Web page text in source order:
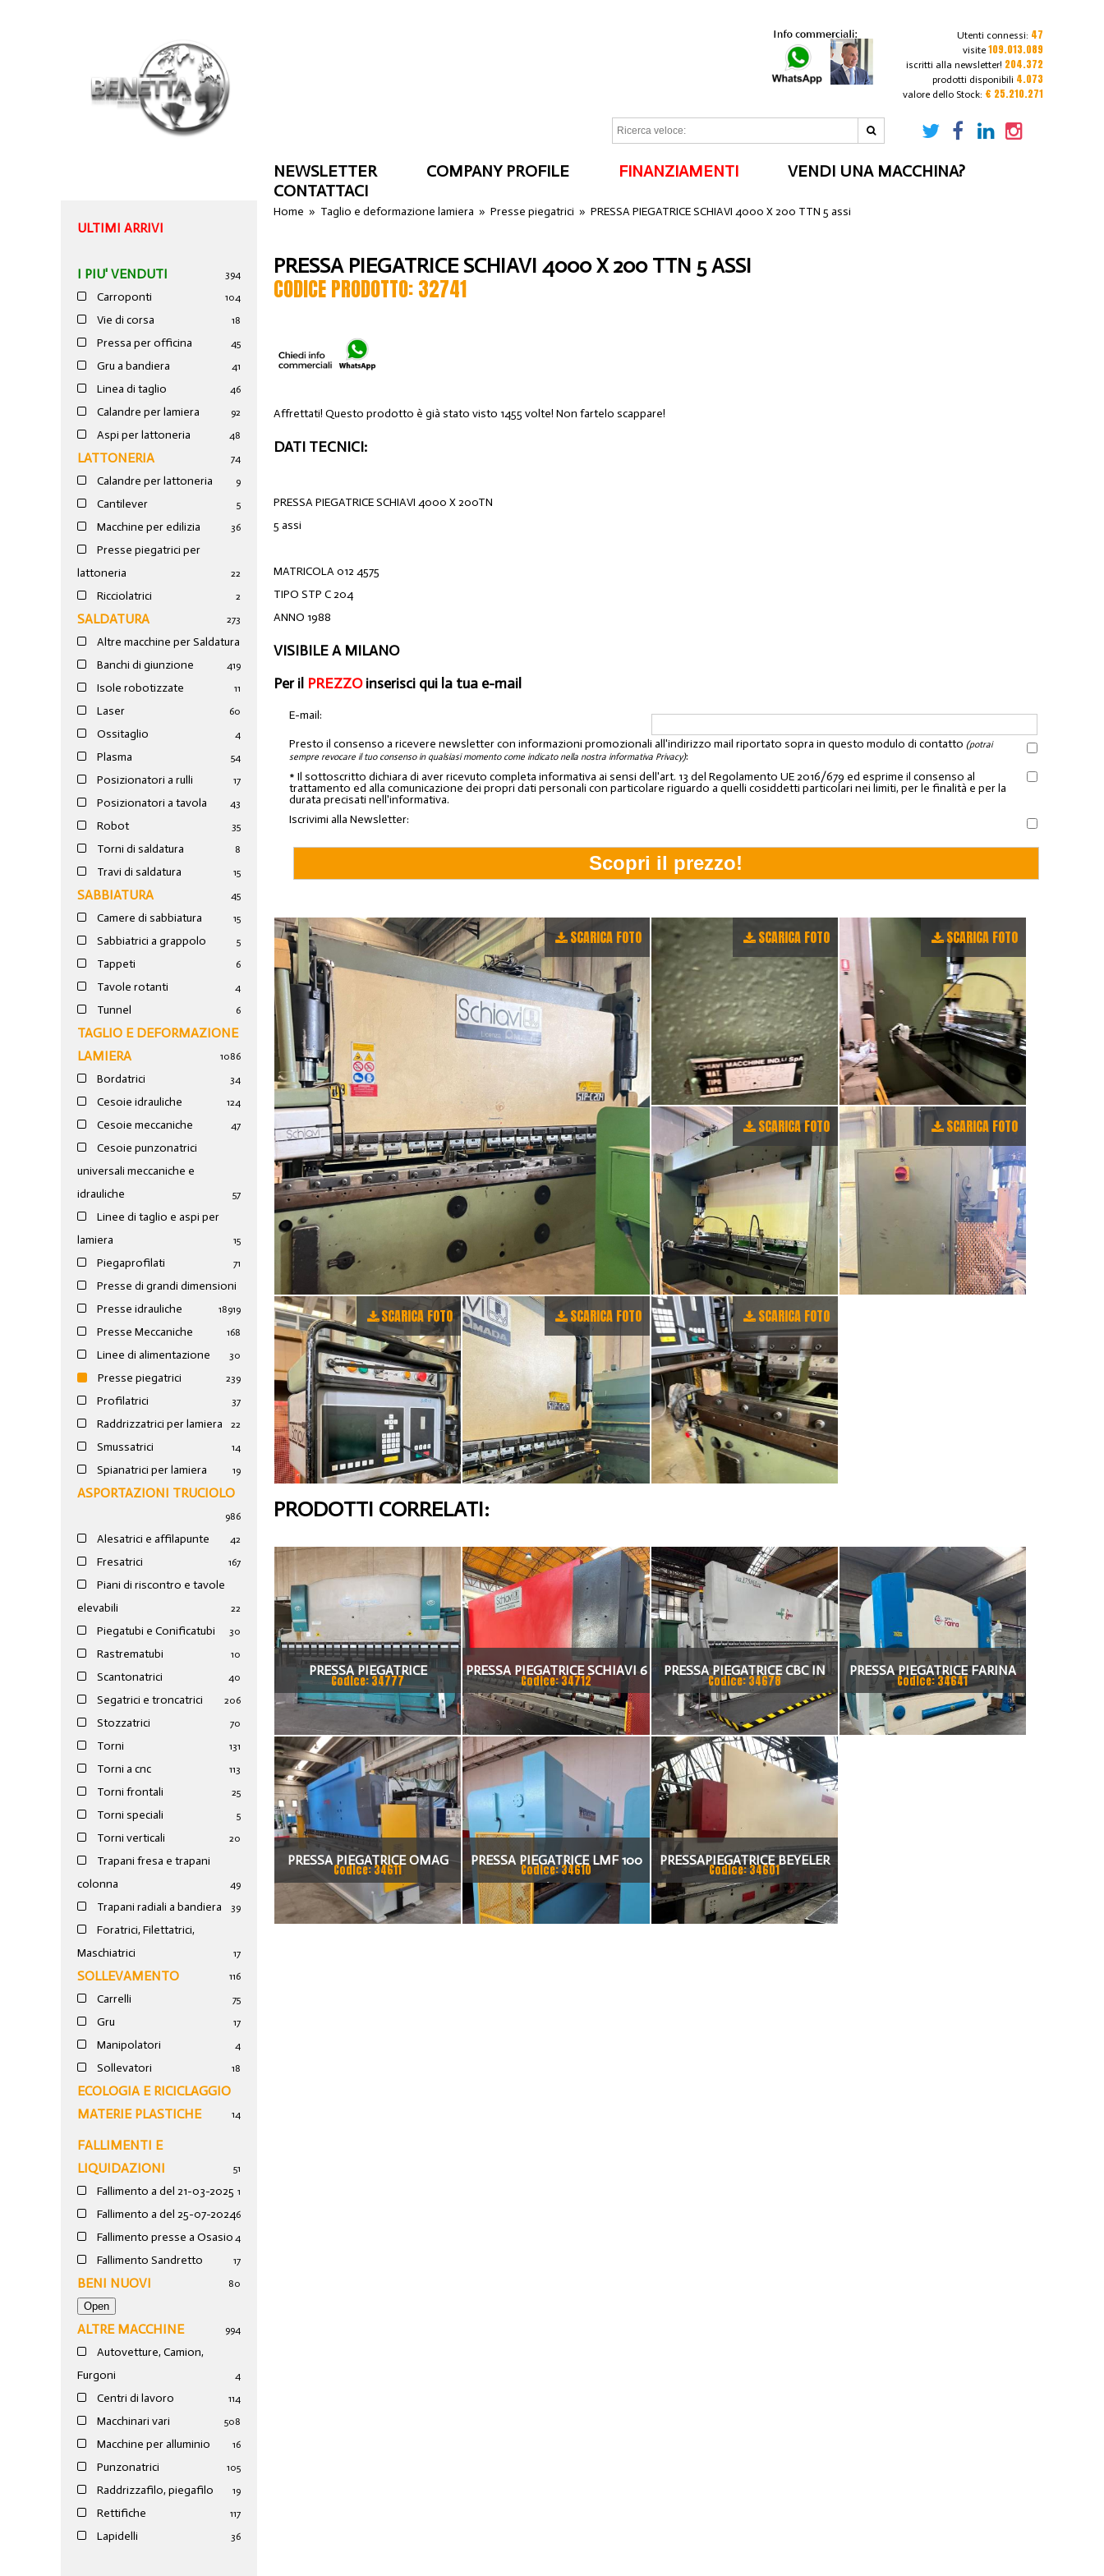
Utenti connessi: 47
visite 109.013.089
iscritti alla newsletter! 204.372
prodotti disponibili 4.073
valore dello Stock: € 25.210.271
NEWSLETTER COMPANY PROFILE FINANZIAMENTI
VENDI UNA MACCHINA?
CONTATTACI
ULTIMI ARRIVI
I PIU' VENDUTI 394
Carroponti 104
Vie di corsa 18
Pressa per officina 45
Gru a bandiera 41
Linea di taglio 46
Calandre per lamiera 92
Aspi per lattoneria 48
LATTONERIA 74
Calandre per lattoneria 9
Cantilever 5
Macchine per edilizia 36
Presse piegatrici per
lattoneria
22
Ricciolatrici 2
SALDATURA 273
Altre macchine per Saldatura
19
Banchi di giunzione 4
Isole robotizzate 11
Laser 60
Ossitaglio 4
Plasma 54
Posizionatori a rulli 17
Posizionatori a tavola 43
Robot 35
Torni di saldatura 8
Travi di saldatura 15
SABBIATURA 45
Camere di sabbiatura 15
Sabbiatrici a grappolo 5
Tappeti 6
Tavole rotanti 4
Tunnel 6
TAGLIO E DEFORMAZIONE
LAMIERA
1086
Bordatrici 34
Cesoie idrauliche 124
Cesoie meccaniche 47
Cesoie punzonatrici
universali meccaniche e
idrauliche
57
Linee di taglio e aspi per
lamiera
15
Piegaprofilati 71
Presse di grandi dimensioni
19
Presse idrauliche 189
Presse Meccaniche 168
Linee di alimentazione 30
Presse piegatrici 239
Profilatrici 37
Raddrizzatrici per lamiera 22
Smussatrici 14
Spianatrici per lamiera 19
ASPORTAZIONI TRUCIOLO
986
Alesatrici e affilapunte 42
Fresatrici 167
Piani di riscontro e tavole
elevabili
22
Piegatubi e Conificatubi 30
Rastrematubi 10
Scantonatrici 40
Segatrici e troncatrici 206
Stozzatrici 70
Torni 131
Torni a cnc 113
Torni frontali 25
Torni speciali 5
Torni verticali 20
Trapani fresa e trapani
colonna
49
Trapani radiali a bandiera 39
Foratrici, Filettatrici,
Maschiatrici
17
SOLLEVAMENTO 116
Carrelli 75
Gru 17
Manipolatori 4
Sollevatori 18
ECOLOGIA E RICICLAGGIO
MATERIE PLASTICHE
14
FALLIMENTI E
LIQUIDAZIONI
51
Fallimento a del 21-03-2025 1
Fallimento a del 25-07-20246
Fallimento presse a Osasio 4
Fallimento Sandretto 17
BENI NUOVI 80
ALTRE MACCHINE 994
Autovetture, Camion,
Furgoni
4
Centri di lavoro 114
Macchinari vari 508
Macchine per alluminio 16
Punzonatrici 105
Raddrizzafilo, piegafilo 19
Rettifiche 117
Lapidelli 36
Home » Taglio e deformazione lamiera »Presse piegatrici »PRESSA PIEGATRICE SCHIAVI 4000 X 200 TTN 5 assi
PRESSA PIEGATRICE SCHIAVI 4000 X 200 TTN 5 ASSI
CODICE PRODOTTO: 32741
Affrettati! Questo prodotto è già stato visto 1455 volte! Non fartelo scappare!
DATI TECNICI:
PRESSA PIEGATRICE SCHIAVI 4000 X 200TN
5 assi
MATRICOLA 012 4575
TIPO STP C 204
ANNO 1988
VISIBILE A MILANO
Per il PREZZOinserisci qui la tua e-mail
E-mail:
Presto il consenso a ricevere newsletter con informazioni promozionali all'indirizzo mail riportato sopra in questo modulo di contatto (potrai
sempre revocare il tuo consenso in qualsiasi momento come indicato nella nostra informativa Privacy):
* Il sottoscritto dichiara di aver ricevuto completa informativa ai sensi dell'art. 13 del Regolamento UE 2016/679 ed esprime il consenso al
trattamento ed alla comunicazione dei propri dati personali con particolare riguardo a quelli cosiddetti particolari nei limiti, per le finalità e per la
durata precisati nell'informativa.
Iscrivimi alla Newsletter:
SCARICA FOTO SCARICA FOTO SCARICA FOTO
SCARICA FOTO SCARICA FOTO
SCARICA FOTO SCARICA FOTO SCARICA FOTO
PRODOTTI CORRELATI:
PRESSA PIEGATRICE
VIMERCATI 80X4175
Codice: 34777
PRESSA PIEGATRICE SCHIAVI 6
ASSI 3000 X 100 TON
Codice: 34712
PRESSA PIEGATRICE CBC IN
TANDEM
Codice: 34678
PRESSA PIEGATRICE FARINA
3000 X 130 TON
Codice: 34641
PRESSA PIEGATRICE OMAG
EPB 10036100 TON X 4MT
Codice: 34611
PRESSA PIEGATRICE LMF 100
TON. / 4100MM
Codice: 34610
PRESSAPIEGATRICE BEYELER
DEL 2002 A CNC 7.200 MM X
200 TON
Codice: 34601